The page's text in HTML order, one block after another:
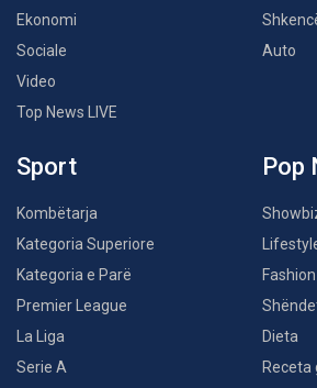
Ekonomi
Sociale
Video
Top News LIVE
Auto
Sport
Kombëtarja
Kategoria Superiore
Kategoria e Parë
Premier League
La Liga
Serie A
Pop
Fashion
Dieta
Receta